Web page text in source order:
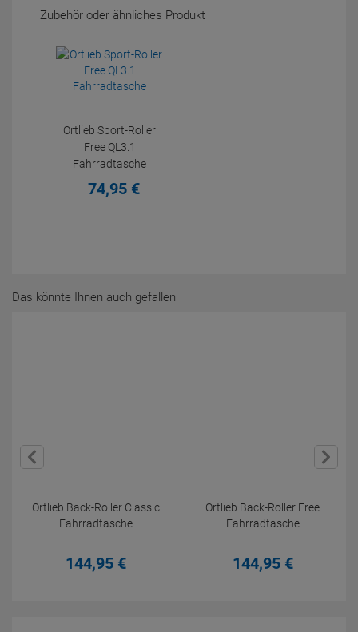
Zubehör oder ähnliches Produkt
Ortlieb Sport-Roller
Free QL3.1
Fahrradtasche
74,95 €
Das könnte Ihnen auch gefallen
Ortlieb Back-Roller Classic
Fahrradtasche
144,95 €
Ortlieb Back-Roller Free
Fahrradtasche
144,95 €